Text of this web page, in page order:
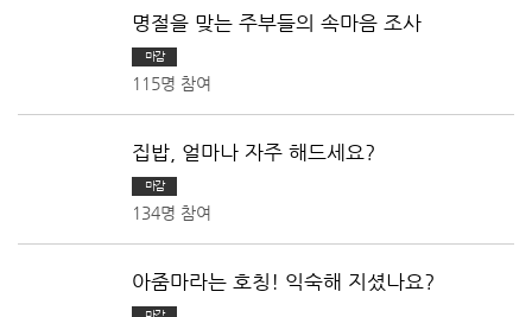
명절을 맞는 주부들의 속마음 조사
마감
115명 참여
집밥, 얼마나 자주 해드세요?
마감
134명 참여
아줌마라는 호칭! 익숙해 지셨나요?